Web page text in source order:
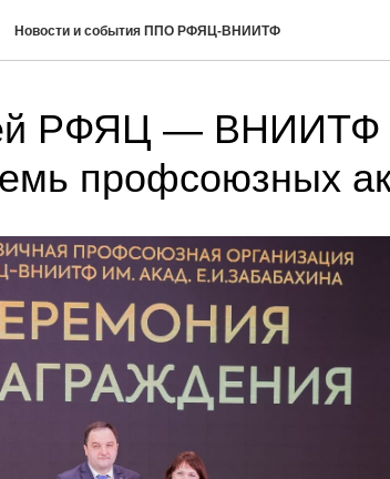
Новости и события ППО РФЯЦ-ВНИИТФ
РФЯЦ — ВНИИТФ
профсоюзных